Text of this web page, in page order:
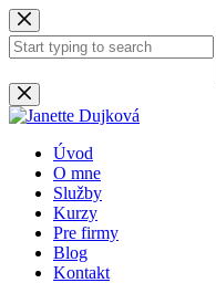
Skip
to
content
No
results
Úvod
O mne
Služby
Kurzy
Pre firmy
Blog
Kontakt